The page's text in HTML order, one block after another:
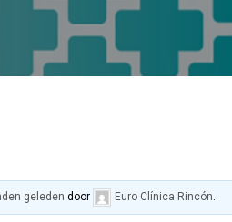
geleden door Euro Clínica Rincón.